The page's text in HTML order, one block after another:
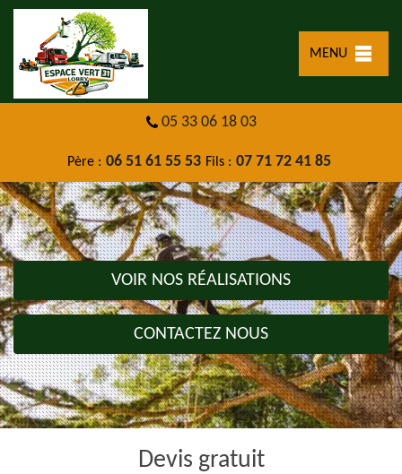
MENU
05 33 06 18 03
Père : 06 51 61 55 53 Fils : 07 71 72 41 85
VOIR NOS RÉALISATIONS
CONTACTEZ NOUS
Devis gratuit